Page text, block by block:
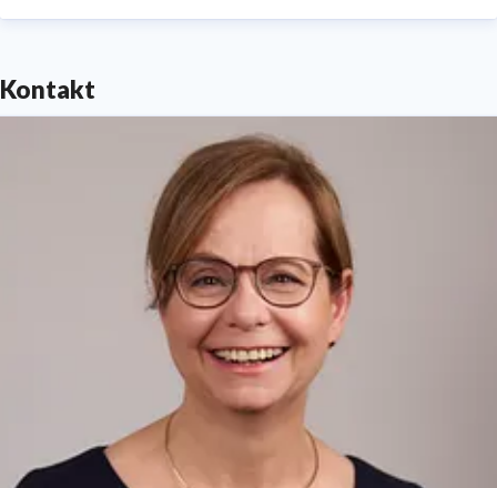
Anstalt des öffentlichen Rechts.
Postanschrift: Sparkassenstraße 2, 80331 München
Amtsgericht München HRA 75459, Umsatzsteuer-ID-
Nr. DE 129272684
Telefon 089 2167-0 ·www.sskm.de
Unsere Datenschutz-Regelungen finden Sie unter
www.sskm.de/datenschutz
Kontakt